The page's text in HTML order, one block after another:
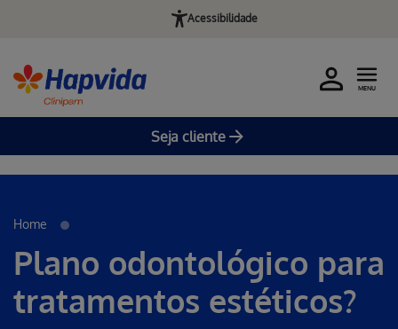
Pular para o Conteúdo principal
Acessibilidade
Seja cliente
MENU
Home
Plano odontológico para
tratamentos estéticos?